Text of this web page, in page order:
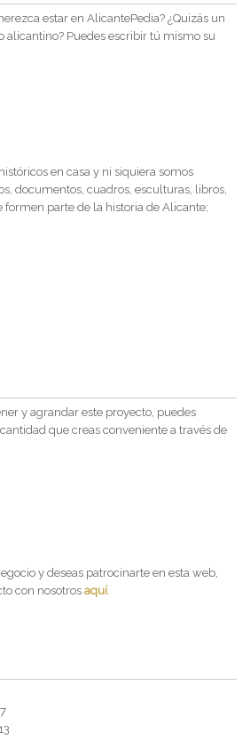
estar en AlicantePedia? ¿Quizás un
alicantino? Puedes escribir tú mismo su
en casa y ni siquiera somos
documentos, cuadros, esculturas, libros,
formen parte de la historia de Alicante;
y agrandar este proyecto, puedes
que creas conveniente a través de
y deseas patrocinarte en esta web,
con nosotros aquí